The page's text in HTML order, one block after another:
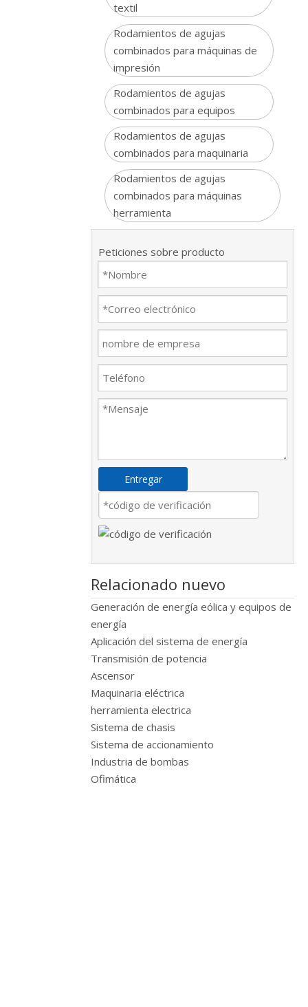
textil
Rodamientos de agujas
combinados para máquinas de
impresión
Rodamientos de agujas
combinados para equipos
Rodamientos de agujas
combinados para maquinaria
Rodamientos de agujas
combinados para máquinas
herramienta
Peticiones sobre producto
Entregar
Relacionado nuevo
Generación de energía eólica y equipos de
energía
Aplicación del sistema de energía
Transmisión de potencia
Ascensor
Maquinaria eléctrica
herramienta electrica
Sistema de chasis
Sistema de accionamiento
Industria de bombas
Ofimática